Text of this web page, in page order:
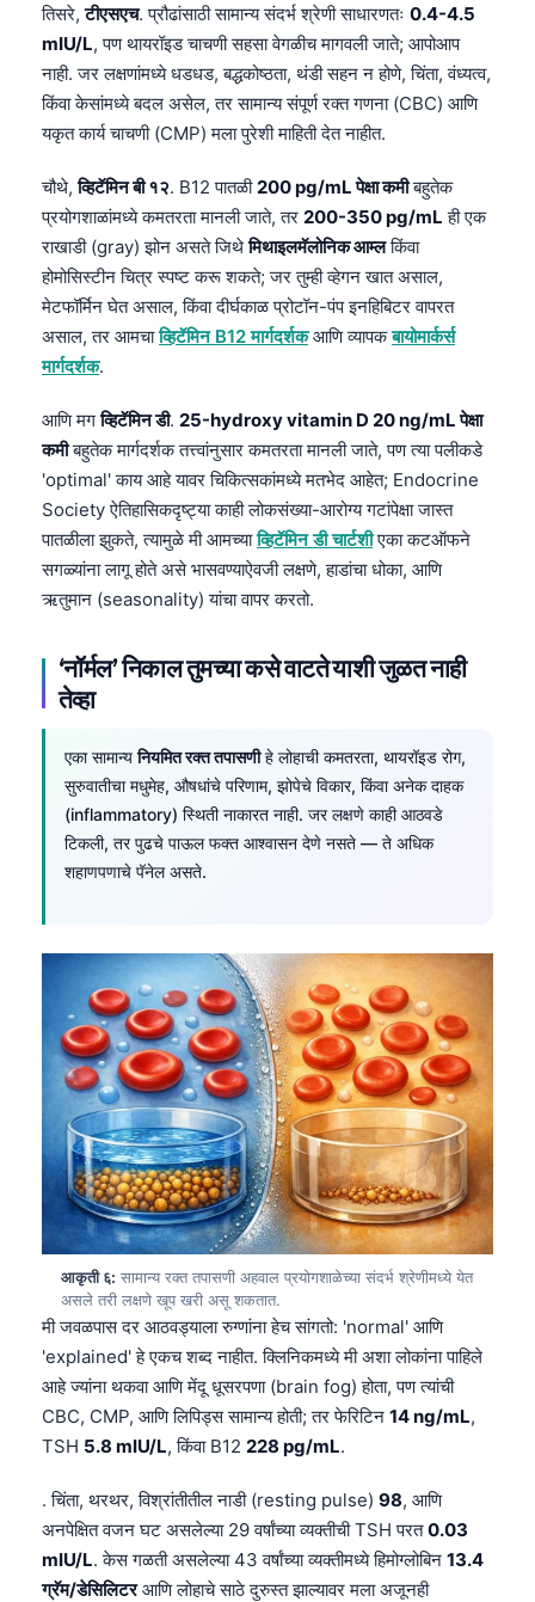
तिसरे,टीएसएच. प्रौढांसाठी सामान्य संदर्भ श्रेणी साधारणतः 0.4-4.5
mIU/L, पण थायरॉइड चाचणी सहसा वेगळीच मागवली जाते; आपोआप
नाही. जर लक्षणांमध्ये धडधड, बद्धकोष्ठता, थंडी सहन न होणे, चिंता, वंध्यत्व,
किंवा केसांमध्ये बदल असेल, तर सामान्य संपूर्ण रक्त गणना (CBC) आणि
यकृत कार्य चाचणी (CMP) मला पुरेशी माहिती देत नाहीत.
चौथे,व्हिटॅमिन बी १२. B12 पातळी200 pg/mL पेक्षा कमीबहुतेक
प्रयोगशाळांमध्ये कमतरता मानली जाते, तर 200-350 pg/mL ही एक
राखाडी (gray) झोन असते जिथेमिथाइलमॅलोनिक आम्लकिंवा
होमोसिस्टीन चित्र स्पष्ट करू शकते; जर तुम्ही व्हेगन खात असाल,
मेटफॉर्मिन घेत असाल, किंवा दीर्घकाळ प्रोटॉन-पंप इनहिबिटर वापरत
असाल, तर आमचाव्हिटॅमिन B12 मार्गदर्शकआणि व्यापकबायोमार्कर्स
मार्गदर्शक.
आणि मगव्हिटॅमिन डी. 25-hydroxy vitamin D 20 ng/mL पेक्षा
कमीबहुतेक मार्गदर्शक तत्त्वांनुसार कमतरता मानली जाते, पण त्या पलीकडे
'optimal' काय आहे यावर चिकित्सकांमध्ये मतभेद आहेत; Endocrine
Society ऐतिहासिकदृष्ट्या काही लोकसंख्या-आरोग्य गटांपेक्षा जास्त
पातळीला झुकते, त्यामुळे मी आमच्याव्हिटॅमिन डी चार्टशीएका कटऑफने
सगळ्यांना लागू होते असे भासवण्याऐवजी लक्षणे, हाडांचा धोका, आणि
ऋतुमान (seasonality) यांचा वापर करतो.
‘नॉर्मल’ निकाल तुमच्या कसे वाटते याशी जुळत नाही
तेव्हा
एका सामान्यनियमित रक्त तपासणीहे लोहाची कमतरता, थायरॉइड रोग,
सुरुवातीचा मधुमेह, औषधांचे परिणाम, झोपेचे विकार, किंवा अनेक दाहक
(inflammatory) स्थिती नाकारत नाही. जर लक्षणे काही आठवडे
टिकली, तर पुढचे पाऊल फक्त आश्वासन देणे नसते — ते अधिक
शहाणपणाचे पॅनेल असते.
आकृती ६: सामान्य रक्त तपासणी अहवाल प्रयोगशाळेच्या संदर्भ श्रेणीमध्ये येत
असले तरी लक्षणे खूप खरी असू शकतात.
मी जवळपास दर आठवड्याला रुग्णांना हेच सांगतो: 'normal' आणि
'explained' हे एकच शब्द नाहीत. क्लिनिकमध्ये मी अशा लोकांना पाहिले
आहे ज्यांना थकवा आणि मेंदू धूसरपणा (brain fog) होता, पण त्यांची
CBC, CMP, आणि लिपिड्स सामान्य होती; तर फेरिटिन 14 ng/mL,
TSH 5.8 mIU/L, किंवा B12 228 pg/mL.
. चिंता, थरथर, विश्रांतीतील नाडी (resting pulse) 98, आणि
अनपेक्षित वजन घट असलेल्या 29 वर्षांच्या व्यक्तीची TSH परत0.03
mIU/L. केस गळती असलेल्या 43 वर्षांच्या व्यक्तीमध्ये हिमोग्लोबिन 13.4
ग्रॅम/डेसिलिटरआणि लोहाचे साठे दुरुस्त झाल्यावर मला अजूनही